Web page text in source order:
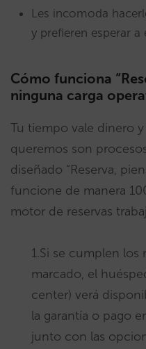
Les incomoda
y prefieren esperar a
Cómo funciona
ninguna carga
Tu tiempo vale dinero
queremos son
diseñado “Reserva,
funcione de manera
motor de reservas
1.Si se cumplen los
marcado, el
center) verá
la garantía o pago
junto con las